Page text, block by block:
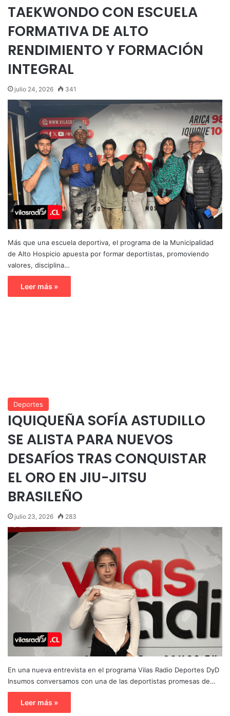
TAEKWONDO CON ESCUELA
FORMATIVA DE ALTO
RENDIMIENTO Y FORMACIÓN
INTEGRAL
julio 24, 2026 341
Más que una escuela deportiva, el programa de la Municipalidad
de Alto Hospicio apuesta por formar deportistas, promoviendo
valores, disciplina…
Leer más »
Deportes
IQUIQUEÑA SOFÍA ASTUDILLO
SE ALISTA PARA NUEVOS
DESAFÍOS TRAS CONQUISTAR
EL ORO EN JIU-JITSU
BRASILEÑO
julio 23, 2026 283
En una nueva entrevista en el programa Vilas Radio Deportes DyD
Insumos conversamos con una de las deportistas promesas de…
Leer más »